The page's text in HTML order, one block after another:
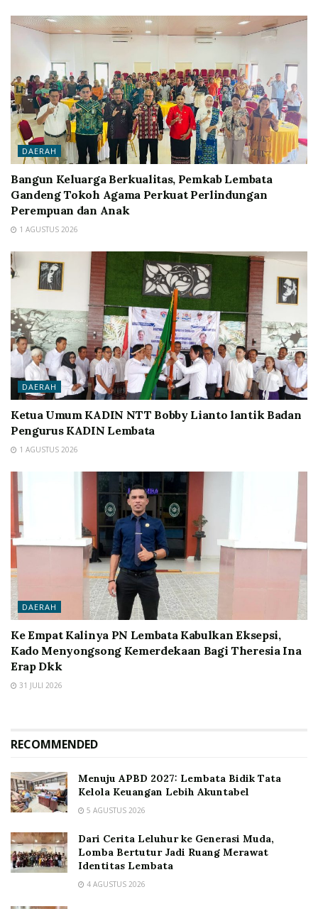
DAERAH
Bangun Keluarga Berkualitas, Pemkab Lembata
Gandeng Tokoh Agama Perkuat Perlindungan
Perempuan dan Anak
1 AGUSTUS 2026
DAERAH
Ketua Umum KADIN NTT Bobby Lianto lantik Badan
Pengurus KADIN Lembata
1 AGUSTUS 2026
DAERAH
Ke Empat Kalinya PN Lembata Kabulkan Eksepsi,
Kado Menyongsong Kemerdekaan Bagi Theresia Ina
Erap Dkk
31 JULI 2026
RECOMMENDED
Menuju APBD 2027: Lembata Bidik Tata
Kelola Keuangan Lebih Akuntabel
5 AGUSTUS 2026
Dari Cerita Leluhur ke Generasi Muda,
Lomba Bertutur Jadi Ruang Merawat
Identitas Lembata
4 AGUSTUS 2026